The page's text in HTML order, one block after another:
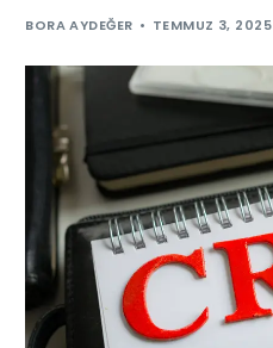
BORA AYDEĞER TEMMUZ 3, 2025